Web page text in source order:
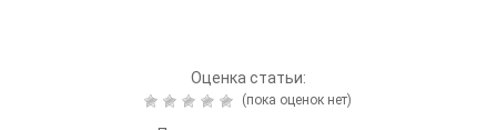
Оценка статьи:
(пока оценок нет)